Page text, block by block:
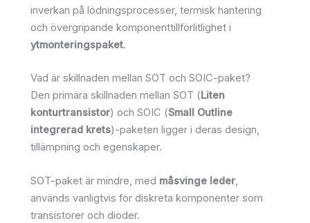
inverkan på lödningsprocesser, termisk hantering
och övergripande komponenttillförlitlighet i
ytmonteringspaket.
Vad är skillnaden mellan SOT och SOIC-paket?
Den primära skillnaden mellan SOT (Liten
konturtransistor) och SOIC (Small Outline
integrerad krets)-paketen ligger i deras design,
tillämpning och egenskaper.
SOT-paket är mindre, med måsvinge leder
används vanligtvis för diskreta komponenter som
transistorer och dioder.